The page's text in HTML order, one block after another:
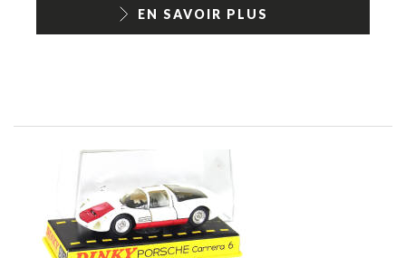
1/18ème moderneEN SAVOIR PLUS